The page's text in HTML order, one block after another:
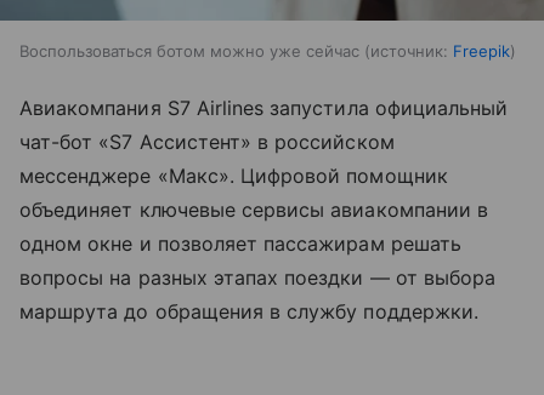
Воспользоваться ботом можно уже сейчас источник: Freepik
Авиакомпания S7 Airlines запустила официальный
чат-бот «S7 Ассистент» в российском
мессенджере «Макс». Цифровой помощник
объединяет ключевые сервисы авиакомпании в
одном окне и позволяет пассажирам решать
вопросы на разных этапах поездки — от выбора
маршрута до обращения в службу поддержки.